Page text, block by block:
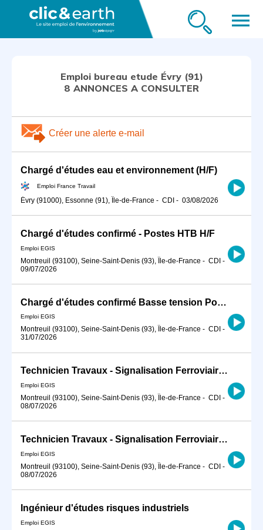
menu
Emploi bureau etude Évry (91)
8 ANNONCES A CONSULTER
Créer une alerte e-mail
Chargé d'études eau et environnement (H/F)
Emploi France Travail
Évry (91000), Essonne (91), Île-de-France - CDI - 03/08/2026
Chargé d'études confirmé - Postes HTB H/F
Emploi EGIS
Montreuil (93100), Seine-Saint-Denis (93), Île-de-France - CDI -
09/07/2026
Chargé d'études confirmé Basse tension Postes HTB H/F
Emploi EGIS
Montreuil (93100), Seine-Saint-Denis (93), Île-de-France - CDI -
31/07/2026
Technicien Travaux - Signalisation Ferroviaire Métro H/F
Emploi EGIS
Montreuil (93100), Seine-Saint-Denis (93), Île-de-France - CDI -
08/07/2026
Technicien Travaux - Signalisation Ferroviaire Métro H/F
Emploi EGIS
Montreuil (93100), Seine-Saint-Denis (93), Île-de-France - CDI -
08/07/2026
Ingénieur d'études risques industriels
Emploi EGIS